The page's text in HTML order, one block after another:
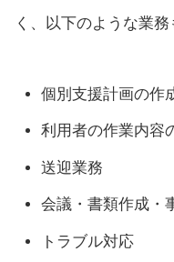
く、以下のような業務
個別支援計画の作
利用者の作業内容
送迎業務
会議・書類作成・
トラブル対応